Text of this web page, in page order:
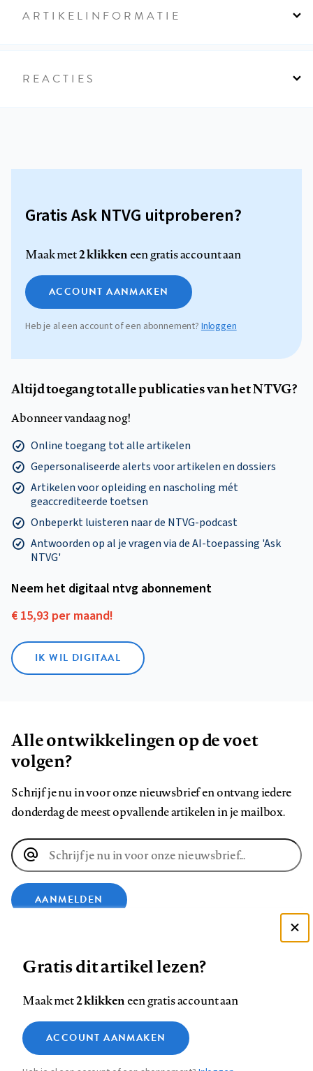
ARTIKELINFORMATIE
REACTIES
Gratis Ask NTVG uitproberen?
Maak met2 klikkeneen gratis account aan
ACCOUNT AANMAKEN
Heb je al een account of een abonnement?Inloggen
Altijd toegang tot alle publicaties van het NTVG?
Abonneer vandaag nog!
Online toegang tot alle artikelen
Gepersonaliseerde alerts voor artikelen en dossiers
Artikelen voor opleiding en nascholing mét
geaccrediteerde toetsen
Onbeperkt luisteren naar de NTVG-podcast
Antwoorden op al je vragen via de AI-toepassing 'Ask
NTVG'
Neem het digitaal ntvg abonnement
€ 15,93 per maand!
IK WIL DIGITAAL
Alle ontwikkelingen op de voet
volgen?
Schrijf je nu in voor onze nieuwsbrief en ontvang iedere
donderdag de meest opvallende artikelen in je mailbox.
E-
mailadres
AANMELDEN
op
Facebook
op
LinkedIn
op
Bluesky
ons
op
InstagramYouTube
Footer
Contact Colofon Disclaimer Privacy
Medische vragen verdienen
betrouwbare antwoorden
Zie onze cookie policy
Analytische cookies
Gratis dit artikel lezen?
Maak met2 klikkeneen gratis account aan
ACCOUNT AANMAKEN